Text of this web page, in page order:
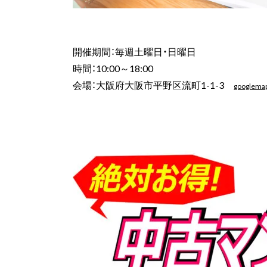
開催期間：毎週土曜日・日曜日
時間：10:00～18:00
会場：大阪府大阪市平野区流町1-1-3